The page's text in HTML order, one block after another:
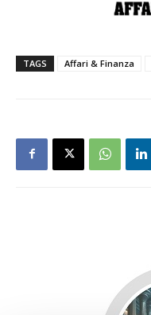
TAGS Affari & Finanza